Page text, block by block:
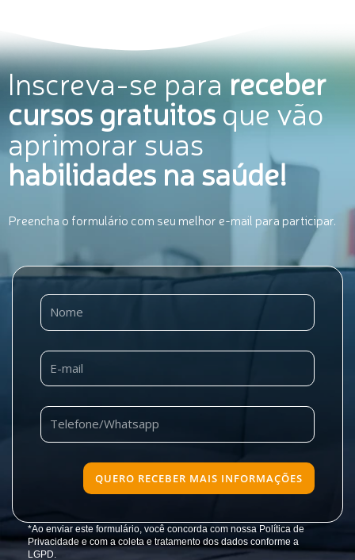
Inscreva-se parareceber
cursos gratuitosque vão
aprimorar suas
habilidades na saúde!
Preencha o formulário com seu melhor e-mail para participar.
QUERO RECEBER MAIS INFORMAÇÕES
*Ao enviar este formulário, você concorda com nossa Política de
Privacidade e com a coleta e tratamento dos dados conforme a
LGPD.